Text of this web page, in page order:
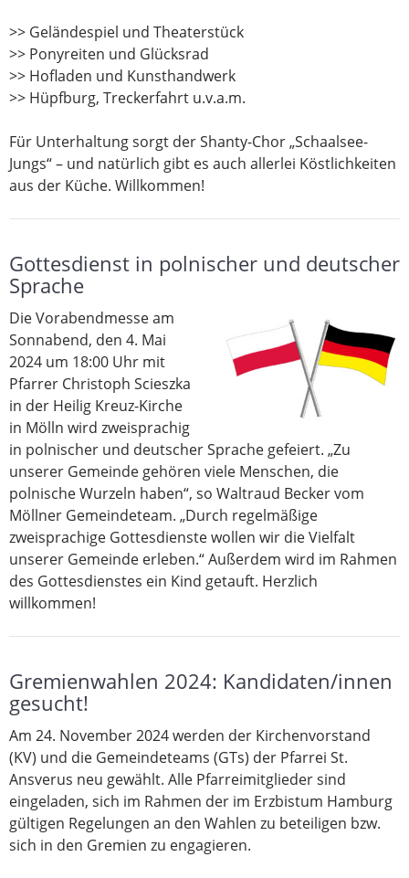
>> Geländespiel und Theaterstück
>> Ponyreiten und Glücksrad
>> Hofladen und Kunsthandwerk
>> Hüpfburg, Treckerfahrt u.v.a.m.
Für Unterhaltung sorgt der Shanty-Chor „Schaalsee-
Jungs“ – und natürlich gibt es auch allerlei Köstlichkeiten
aus der Küche. Willkommen!
Gottesdienst in polnischer und deutscher
Sprache
Die Vorabendmesse am
Sonnabend, den 4. Mai
2024 um 18:00 Uhr mit
Pfarrer Christoph Scieszka
in der Heilig Kreuz-Kirche
in Mölln wird zweisprachig
in polnischer und deutscher Sprache gefeiert. „Zu
unserer Gemeinde gehören viele Menschen, die
polnische Wurzeln haben“, so Waltraud Becker vom
Möllner Gemeindeteam. „Durch regelmäßige
zweisprachige Gottesdienste wollen wir die Vielfalt
unserer Gemeinde erleben.“ Außerdem wird im Rahmen
des Gottesdienstes ein Kind getauft. Herzlich
willkommen!
Gremienwahlen 2024: Kandidaten/innen
gesucht!
Am 24. November 2024 werden der Kirchenvorstand
(KV) und die Gemeindeteams (GTs) der Pfarrei St.
Ansverus neu gewählt. Alle Pfarreimitglieder sind
eingeladen, sich im Rahmen der im Erzbistum Hamburg
gültigen Regelungen an den Wahlen zu beteiligen bzw.
sich in den Gremien zu engagieren.